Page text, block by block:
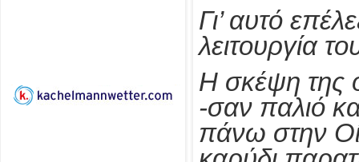
Γι’ αυτό
λειτουργία
Η σκέψη της
-σαν παλιό
πάνω στην